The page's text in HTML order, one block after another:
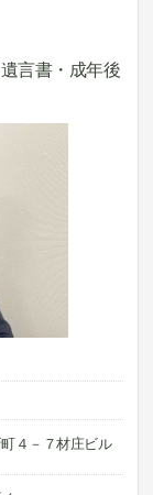
言書・成年後
４－７材庄ビル